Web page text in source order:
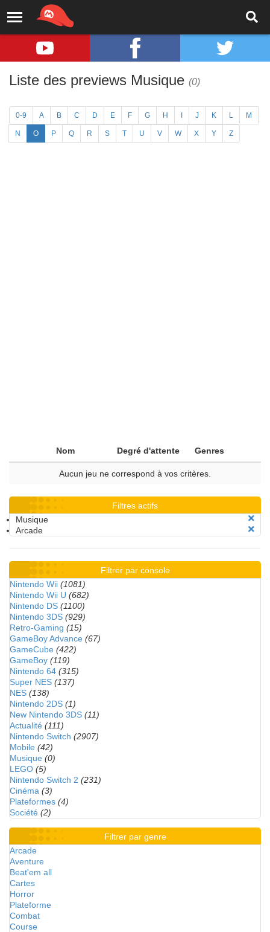
Liste des previews Musique (0)
0-9 A B C D E F G H J K L M
N O P Q R S T U V W X Y Z
Nom Degré d'attente Genres
Aucun jeu ne correspond à vos critères.
Filtres actifs
Musique
Arcade
Filtrer par console
Nintendo Wii (1081)
Nintendo Wii U (682)
Nintendo DS (1100)
Nintendo 3DS (929)
Retro-Gaming (15)
GameBoy Advance (67)
GameCube (422)
GameBoy (119)
Nintendo 64 (315)
Super NES (137)
NES (138)
Nintendo 2DS (1)
New Nintendo 3DS (11)
Actualité (111)
Nintendo Switch (2907)
Mobile (42)
Musique (0)
LEGO (5)
Nintendo Switch 2 (231)
Cinéma (3)
Plateformes (4)
Société (2)
Filtrer par genre
Arcade
Aventure
Beat'em all
Cartes
Horror
Plateforme
Combat
Course